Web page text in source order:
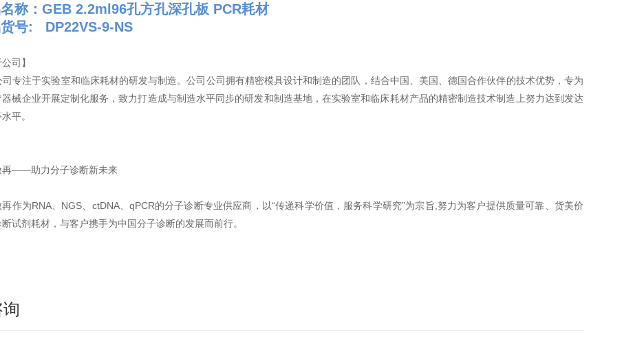
称： GEB 2.2ml96孔方孔深孔板 PCR耗材
号: DP22VS-9-NS
司】
司专注于实验室和临床耗材的研发与制造。公司公司拥有精密模具设计和制造的团队，结合中国、美国、德国合作伙伴的技术优势，专为
械企业开展定制化服务，致力打造成与制造水平同步的研发和制造基地，在实验室和临床耗材产品的精密制造技术制造上努力达到发达
平。
再——助力分子诊断新未来
作为RNA、NGS、ctDNA、qPCR的分子诊断专业供应商，以“传递科学价值，服务科学研究”为宗旨,努力为客户提供质量可靠、货美价
试剂耗材，与客户携手为中国分子诊断的发展而前行。